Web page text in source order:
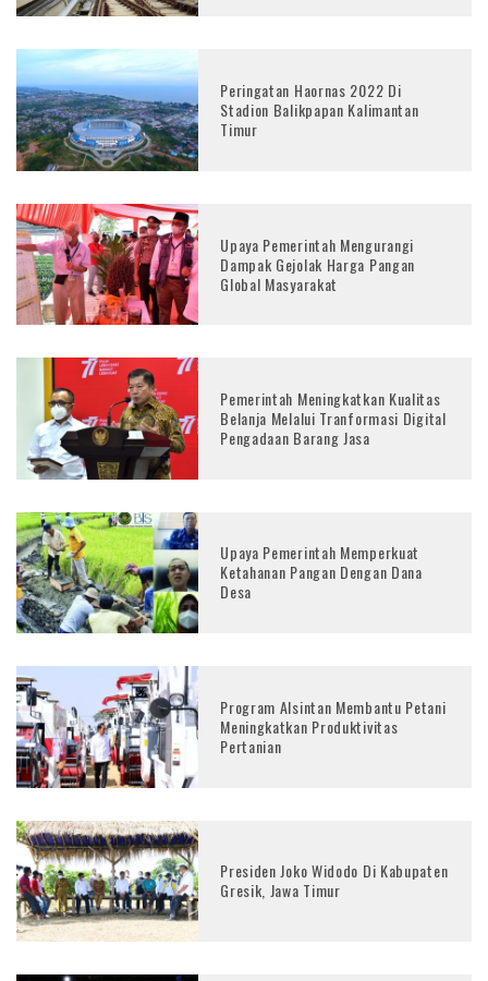
Peringatan Haornas 2022 Di
Stadion Balikpapan Kalimantan
Timur
Upaya Pemerintah Mengurangi
Dampak Gejolak Harga Pangan
Global Masyarakat
Pemerintah Meningkatkan Kualitas
Belanja Melalui Tranformasi Digital
Pengadaan Barang Jasa
Upaya Pemerintah Memperkuat
Ketahanan Pangan Dengan Dana
Desa
Program Alsintan Membantu Petani
Meningkatkan Produktivitas
Pertanian
Presiden Joko Widodo Di Kabupaten
Gresik, Jawa Timur